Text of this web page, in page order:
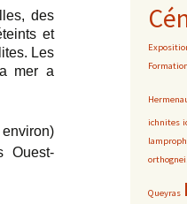
des
et
Les
mer a
Ouest-
ichnites
Queyras